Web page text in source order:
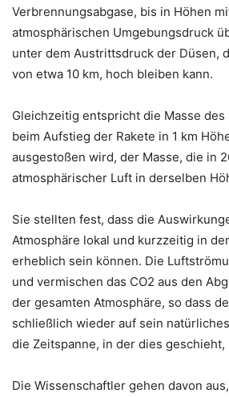
Verbrennungsabgase, bis in Höhen
atmosphärischen Umgebungsdruck
unter dem Austrittsdruck der Düsen,
von etwa 10 km, hoch bleiben kann.
Gleichzeitig entspricht die Masse des
beim Aufstieg der Rakete in 1 km
ausgestoßen wird, der Masse, die in
atmosphärischer Luft in derselben
Sie stellten fest, dass die
Atmosphäre lokal und kurzzeitig in
erheblich sein können. Die
und vermischen das CO2 aus den
der gesamten Atmosphäre, so dass
schließlich wieder auf sein
die Zeitspanne, in der dies geschieht,
Die Wissenschaftler gehen davon